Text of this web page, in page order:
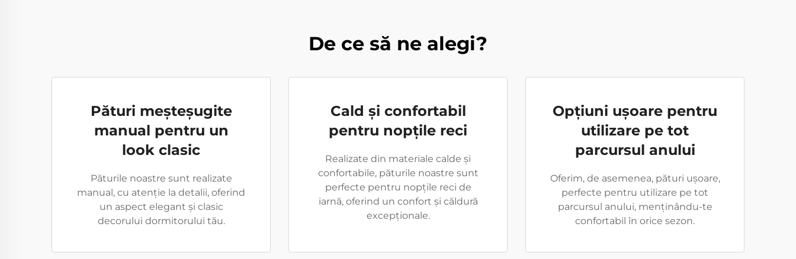
De ce să ne alegi?
Pături meșteșugite
manual pentru un
look clasic
Păturile noastre sunt realizate
manual, cu atenție la detalii, oferind
un aspect elegant și clasic
decorului dormitorului tău.
Cald și confortabil
pentru nopțile reci
Realizate din materiale calde și
confortabile, păturile noastre sunt
perfecte pentru nopțile reci de
iarnă, oferind un confort și căldură
excepționale.
Opțiuni ușoare pentru
utilizare pe tot
parcursul anului
Oferim, de asemenea, pături ușoare,
perfecte pentru utilizare pe tot
parcursul anului, menținându-te
confortabil în orice sezon.